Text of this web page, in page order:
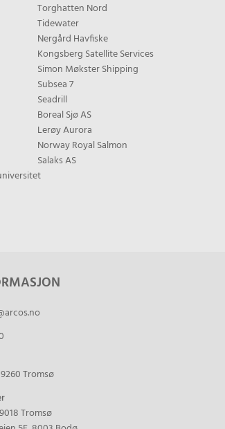
Torghatten Nord
Tidewater
Nergård Havfiske
Kongsberg Satellite Services
Simon Møkster Shipping
Subsea 7
Seadrill
Boreal Sjø AS
Lerøy Aurora
Norway Royal Salmon
Salaks AS
Tromsø
Tromsø